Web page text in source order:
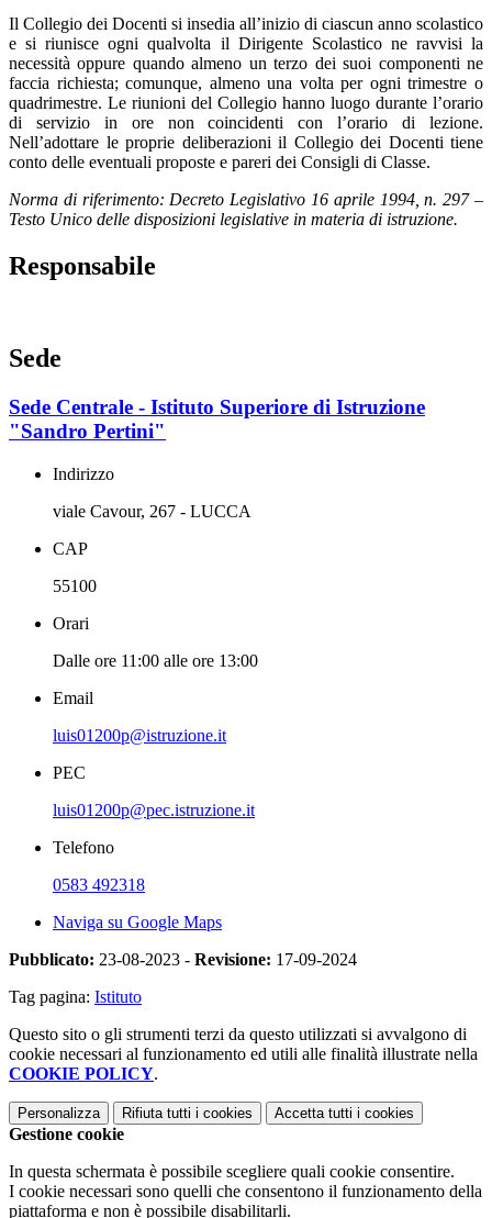
Il Collegio dei Docenti si insedia all’inizio di ciascun anno scolastico
e si riunisce ogni qualvolta il Dirigente Scolastico ne ravvisi la
necessità oppure quando almeno un terzo dei suoi componenti ne
faccia richiesta; comunque, almeno una volta per ogni trimestre o
quadrimestre. Le riunioni del Collegio hanno luogo durante l’orario
di servizio in ore non coincidenti con l’orario di lezione.
Nell’adottare le proprie deliberazioni il Collegio dei Docenti tiene
conto delle eventuali proposte e pareri dei Consigli di Classe.
Norma di riferimento: Decreto Legislativo 16 aprile 1994, n. 297 –
Testo Unico delle disposizioni legislative in materia di istruzione.
Responsabile
Sede
Sede Centrale - Istituto Superiore di Istruzione
"Sandro Pertini"
Indirizzo
viale Cavour, 267 - LUCCA
CAP
55100
Orari
Dalle ore 11:00 alle ore 13:00
Email
luis01200p@istruzione.it
PEC
luis01200p@pec.istruzione.it
Telefono
0583 492318
Naviga su Google Maps
Pubblicato: 23-08-2023 - Revisione: 17-09-2024
Tag pagina: Istituto
Questo sito o gli strumenti terzi da questo utilizzati si avvalgono di
cookie necessari al funzionamento ed utili alle finalità illustrate nella
COOKIE POLICY.
Personalizza Rifiuta tutti i cookies Accetta tutti i cookies
Gestione cookie
In questa schermata è possibile scegliere quali cookie consentire.
I cookie necessari sono quelli che consentono il funzionamento della
piattaforma e non è possibile disabilitarli.